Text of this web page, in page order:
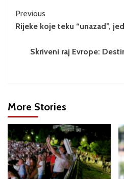
Previous
Rijeke koje teku “unazad”,
Skriveni raj Evrope:
More Stories